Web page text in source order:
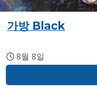
가방 Black
8월 8일